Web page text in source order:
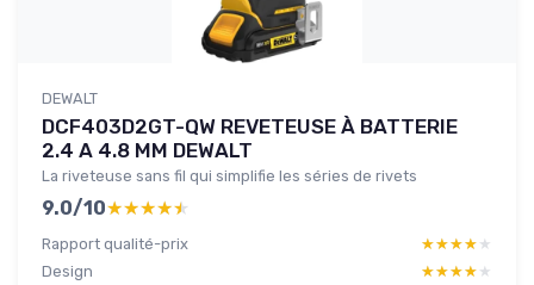
DEWALT
DCF403D2GT-QW REVETEUSE À BATTERIE
2.4 A 4.8 MM DEWALT
La riveteuse sans fil qui simplifie les séries de rivets
9.0/10★★★★★
★★★★★
Rapport qualité-prix ★★★★★
★★★★★
Design
★★★★★
★★★★★